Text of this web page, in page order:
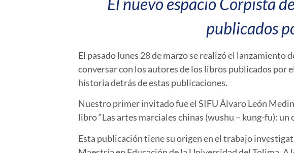
publicados
El pasado lunes 28 de marzo se realizó el
conversar con los autores de los libros publicados por
historia detrás de estas publicaciones.
Nuestro primer invitado fue el SIFU Álvaro León
libro “Las artes marciales chinas (wushu – kung-fu):
Esta publicación tiene su origen en el trabajo